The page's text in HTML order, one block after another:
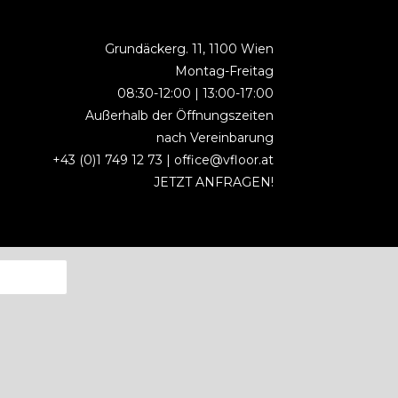
Grundäckerg. 11, 1100 Wien
Montag-Freitag
08:30-12:00 | 13:00-17:00
Außerhalb der Öffnungszeiten
nach Vereinbarung
+43 (0)1 749 12 73 | office@vfloor.at
JETZT ANFRAGEN!